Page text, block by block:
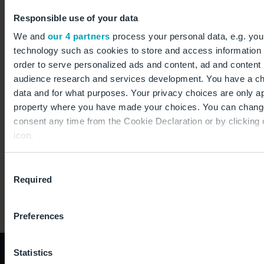
Responsible use of your data
We and our 4 partners process your personal data, e.g.
technology such as cookies to store and access information
order to serve personalized ads and content, ad and
audience research and services development. You have a
data and for what purposes. Your privacy choices are only
property where you have made your choices. You can
consent any time from the Cookie Declaration or by clicking
icon.
Collect information about your geographical location
(fingerprinting)
preferences in the
Selection
Required
Preferences
Statistics
Zunächst steht die Verbindung sechsmal pro Woche
2022 geht es dann täglich ab BER zum Big Apple. Über
das vom BER aus angeflogene Drehkreuz New
York/Newark haben Passagiere Zugang zu mehr als
50 Städten in den USA, darunter Chicago, Los Angeles,
Seattle und Fort Myers. Die Verbindung wird mit einer
Boeing 767 geflogen.
entsprechen dem Stand des Veröffentlichungs- bzw.